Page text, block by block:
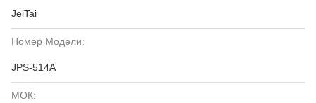
JeiTai
Номер Модели:
JPS-514A
МОК: